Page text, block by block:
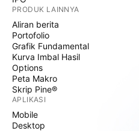
PRODUK LAINNYA
Aliran berita
Portofolio
Grafik Fundamental
Kurva Imbal Hasil
Options
Peta Makro
Skrip Pine®
APLIKASI
Mobile
Desktop